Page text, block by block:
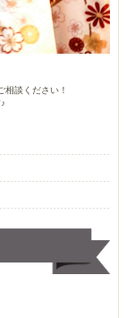
談ください！